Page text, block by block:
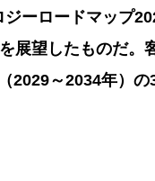
ーロードマップ
展望したものだ。
2029～2034年）